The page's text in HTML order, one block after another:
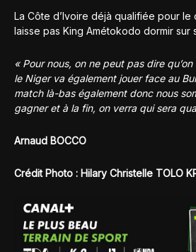
La Côte d’Ivoire déjà qualifiée pour le
laisse pas King Amétokodo dormir sur
« Pour nous, on ne peut pas dire
le Niger va également jouer face au
match là-bas également donc nous
gagner et à la fin, on verra qui sera
Arnaud BOCCO
Crédit Photo : Hilary Christelle TOLO